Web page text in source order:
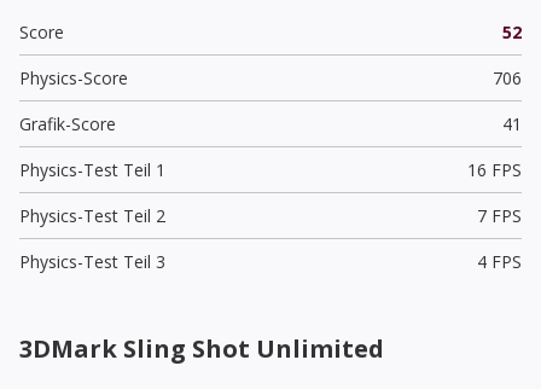
Score
52
Physics-Score
706
Grafik-Score
41
Physics-Test Teil 1
16 FPS
Physics-Test Teil 2
7 FPS
Physics-Test Teil 3
4 FPS
3DMark Sling Shot Unlimited